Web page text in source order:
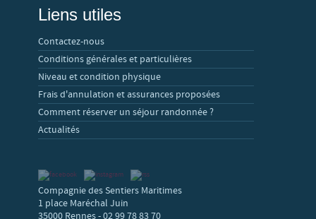
Liens utiles
Contactez-nous
Conditions générales et particulières
Niveau et condition physique
Frais d'annulation et assurances proposées
Comment réserver un séjour randonnée ?
Actualités
Compagnie des Sentiers Maritimes
1 place Maréchal Juin
35000 Rennes - 02 99 78 83 70